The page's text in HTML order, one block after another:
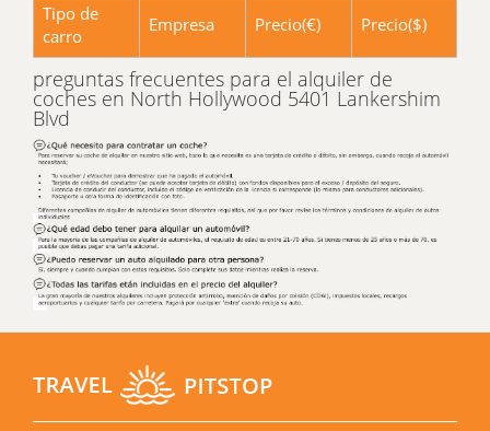
Tipo de
carro
Empresa Precio(€) Precio($)
preguntas frecuentes para el alquiler de
coches en North Hollywood 5401 Lankershim
Blvd